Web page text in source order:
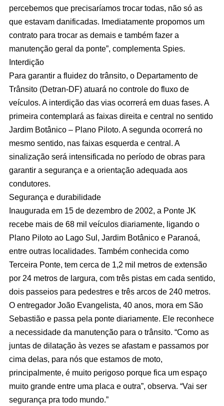
percebemos que precisaríamos trocar todas, não só as
que estavam danificadas. Imediatamente propomos um
contrato para trocar as demais e também fazer a
manutenção geral da ponte”, complementa Spies.
Interdição
Para garantir a fluidez do trânsito, o Departamento de
Trânsito (Detran-DF) atuará no controle do fluxo de
veículos. A interdição das vias ocorrerá em duas fases. A
primeira contemplará as faixas direita e central no sentido
Jardim Botânico – Plano Piloto. A segunda ocorrerá no
mesmo sentido, nas faixas esquerda e central. A
sinalização será intensificada no período de obras para
garantir a segurança e a orientação adequada aos
condutores.
Segurança e durabilidade
Inaugurada em 15 de dezembro de 2002, a Ponte JK
recebe mais de 68 mil veículos diariamente, ligando o
Plano Piloto ao Lago Sul, Jardim Botânico e Paranoá,
entre outras localidades. Também conhecida como
Terceira Ponte, tem cerca de 1,2 mil metros de extensão
por 24 metros de largura, com três pistas em cada sentido,
dois passeios para pedestres e três arcos de 240 metros.
O entregador João Evangelista, 40 anos, mora em São
Sebastião e passa pela ponte diariamente. Ele reconhece
a necessidade da manutenção para o trânsito. “Como as
juntas de dilatação às vezes se afastam e passamos por
cima delas, para nós que estamos de moto,
principalmente, é muito perigoso porque fica um espaço
muito grande entre uma placa e outra”, observa. “Vai ser
segurança pra todo mundo.”